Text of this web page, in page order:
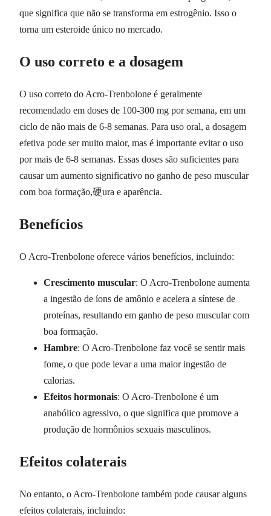
que significa que não se transforma em estrogênio. Isso o
torna um esteroide único no mercado.
O uso correto e a dosagem
O uso correto do Acro-Trenbolone é geralmente
recomendado em doses de 100-300 mg por semana, em um
ciclo de não mais de 6-8 semanas. Para uso oral, a dosagem
efetiva pode ser muito maior, mas é importante evitar o uso
por mais de 6-8 semanas. Essas doses são suficientes para
causar um aumento significativo no ganho de peso muscular
com boa formação,硬ura e aparência.
Benefícios
O Acro-Trenbolone oferece vários benefícios, incluindo:
Crescimento muscular: O Acro-Trenbolone aumenta
a ingestão de íons de amônio e acelera a síntese de
proteínas, resultando em ganho de peso muscular com
boa formação.
Hambre: O Acro-Trenbolone faz você se sentir mais
fome, o que pode levar a uma maior ingestão de
calorias.
Efeitos hormonais: O Acro-Trenbolone é um
anabólico agressivo, o que significa que promove a
produção de hormônios sexuais masculinos.
Efeitos colaterais
No entanto, o Acro-Trenbolone também pode causar alguns
efeitos colaterais, incluindo: